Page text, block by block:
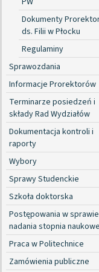
Dokumenty
ds. Filii w Płocku
Regulaminy
Sprawozdania
Informacje Prorektorów
Terminarze posiedzeń i
składy Rad Wydziałów
Dokumentacja kontroli i
raporty
Wybory
Sprawy Studenckie
Szkoła doktorska
Postępowania w sprawie
nadania stopnia
Praca w Politechnice
Zamówienia publiczne